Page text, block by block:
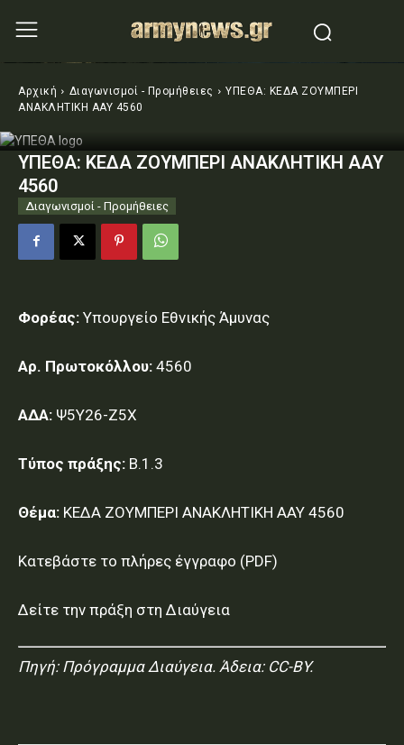
Αρχική Διαγωνισμοί - Προμήθειες
ΥΠΕΘΑ: ΚΕΔΑ ΖΟΥΜΠΕΡΙ
ΑΝΑΚΛΗΤΙΚΗ ΑΑΥ 4560
ΥΠΕΘΑ: ΚΕΔΑ ΖΟΥΜΠΕΡΙ ΑΝΑΚΛΗΤΙΚΗ ΑΑΥ
4560
Διαγωνισμοί - Προμήθειες
Φορέας: Υπουργείο Εθνικής Άμυνας
Αρ. Πρωτοκόλλου: 4560
ΑΔΑ: Ψ5Υ26-Ζ5Χ
Τύπος πράξης: Β.1.3
Θέμα: ΚΕΔΑ ΖΟΥΜΠΕΡΙ ΑΝΑΚΛΗΤΙΚΗ ΑΑΥ 4560
Κατεβάστε το πλήρες έγγραφο (PDF)
Δείτε την πράξη στη Διαύγεια
Πηγή: Πρόγραμμα Διαύγεια. Άδεια: CC-BY.